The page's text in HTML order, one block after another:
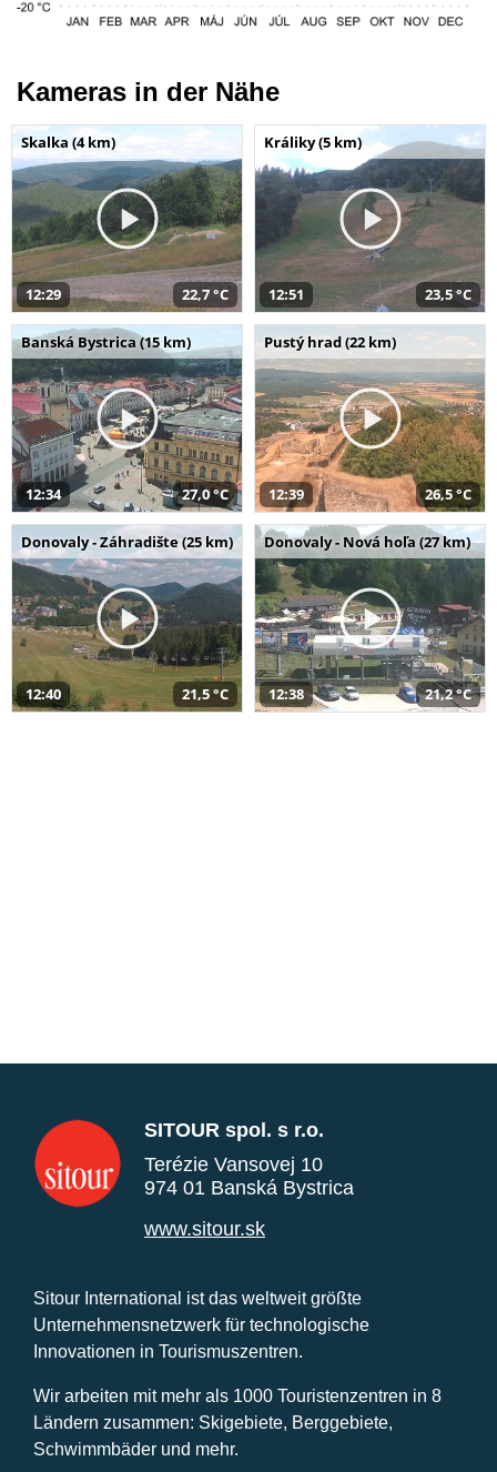
Kameras in der Nähe
Skalka (4 km)
12:29 22,7 °C
Králiky (5 km)
12:51 23,5 °C
Banská Bystrica (15 km)
12:34 27,0 °C
Pustý hrad (22 km)
12:39 26,5 °C
Donovaly - Záhradište (25 km)
12:40 21,5 °C
Donovaly - Nová hoľa (27 km)
12:38 21,2 °C
SITOUR spol. s r.o.
Terézie Vansovej 10
974 01 Banská Bystrica
www.sitour.sk
Sitour International ist das weltweit größte
Unternehmensnetzwerk für technologische
Innovationen in Tourismuszentren.
Wir arbeiten mit mehr als 1000 Touristenzentren in 8
Ländern zusammen: Skigebiete, Berggebiete,
Schwimmbäder und mehr.